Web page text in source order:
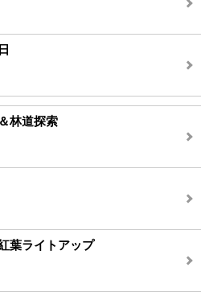
林道探索
葉ライトアップ